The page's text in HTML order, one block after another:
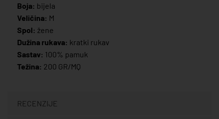
Boja: bijela
Veličina: M
Spol: žene
Dužina rukava: kratki rukav
Sastav: 100% pamuk
Težina: 200 GR/MQ
RECENZIJE